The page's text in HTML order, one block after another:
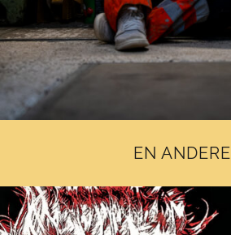
EN ANDERE